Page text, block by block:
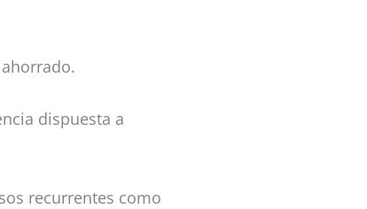
dispuesta a
recurrentes como